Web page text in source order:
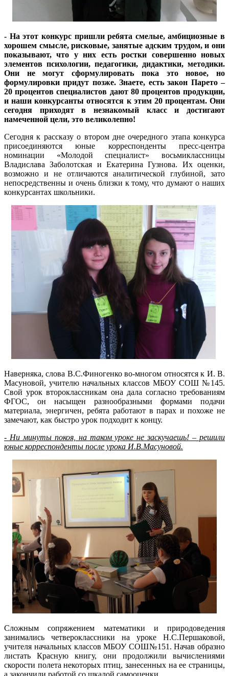
- На этот конкурс пришли ребята смелые, амбициозные в
хорошем смысле, рисковые, занятые адским трудом, и они
показывают, что у них есть ростки совершенно новых
элементов психологии, педагогики, дидактики, методики.
Они не могут сформулировать пока это новое, но
формулировки придут позже. Знаете, есть закон Парето –
20 процентов специалистов дают 80 процентов продукции,
и наши конкурсанты относятся к этим 20 процентам. Они
сегодня приходят в незнакомый класс и достигают
намеченной цели, это великолепно!
Сегодня к рассказу о втором дне очередного этапа конкурса
присоединяются юные корреспонденты пресс-центра
номинации «Молодой специалист» восьмиклассницы
Владислава Заболотская и Екатерина Гузнова. Их оценки,
возможно и не отличаются аналитической глубиной, зато
непосредственны и очень близки к тому, что думают о наших
конкурсантах школьники.
Наверняка, слова В.С.Финогенко во-многом относятся к И. В.
Масуновой, учителю начальных классов МБОУ СОШ №145.
Свой урок второклассникам она дала согласно требованиям
ФГОС, он насыщен разнообразными формами подачи
материала, энергичен, ребята работают в парах и похоже не
замечают, как быстро урок подходит к концу.
- Ни минуты покоя, на таком уроке не заскучаешь! – решили
юные корреспонденты после урока И.В.Масуновой.
Сложным сопряжением математики и природоведения
занимались четвероклассники на уроке Н.С.Першаковой,
учителя начальных классов МБОУ СОШ№151. Начав образно
листать Красную книгу, они продолжили вычислениями
скорости полета некоторых птиц, занесенных на ее страницы,
а закончили работой со шкалой самооценки.